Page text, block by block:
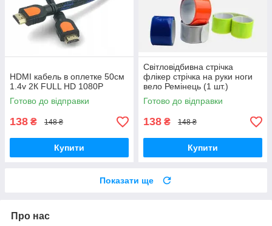
HDMI кабель в оплетке 50см
1.4v 2К FULL HD 1080P
Готово до відправки
138 ₴ 148 ₴
Купити
Світловідбивна стрічка
флікер стрічка на руки ноги
вело Ремінець (1 шт.)
Готово до відправки
138 ₴ 148 ₴
Купити
Показати ще
Про нас